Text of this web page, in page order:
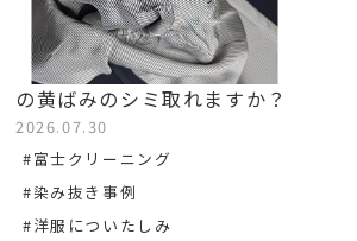
の黄ばみのシミ取れますか？
2026.07.30
#富士クリーニング
#染み抜き事例
#洋服についたしみ